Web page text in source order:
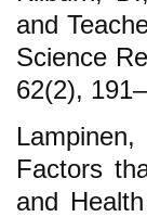
and
Science
62(2),
Factors
and